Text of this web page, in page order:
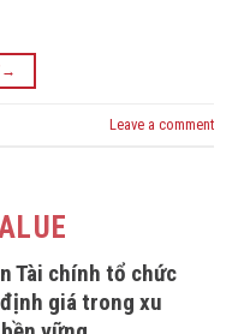
→
Leave a comment
Tài chính tổ chức
giá trong xu